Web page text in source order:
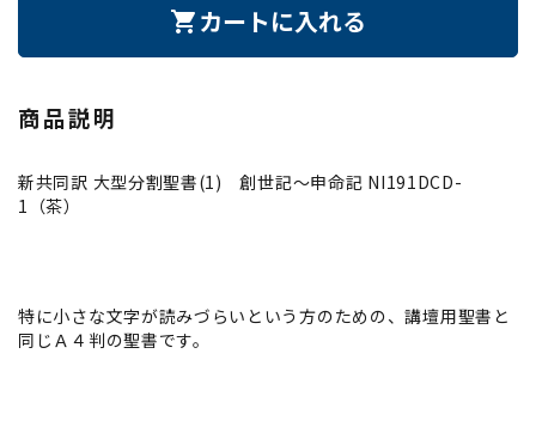
shopping_cart カートに入れる
商品説明
新共同訳 大型分割聖書(1) 創世記～申命記 NI191DCD-
1（茶）
特に小さな文字が読みづらいという方のための、講壇用聖書と
同じＡ４判の聖書です。